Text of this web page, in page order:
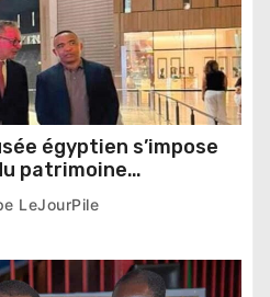
égyptien s’impose
patrimoine
dirigeants
LeJourPile